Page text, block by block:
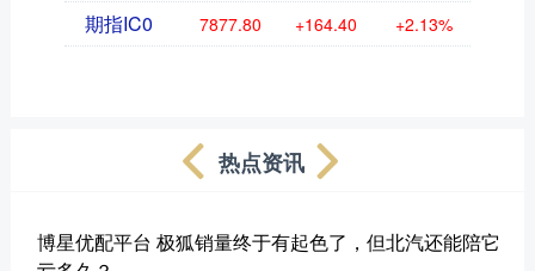
期指IC0 7877.80 +164.40 +2.13%
热点资讯
博星优配平台 极狐销量终于有起色了，但北汽还能陪它